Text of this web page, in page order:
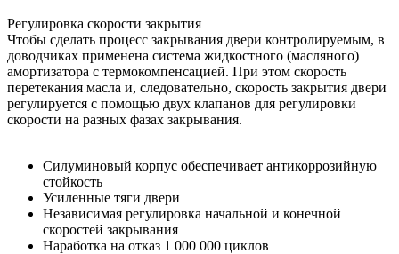
Регулировка скорости закрытия
Чтобы сделать процесс закрывания двери контролируемым, в
доводчиках применена система жидкостного (масляного)
амортизатора с термокомпенсацией. При этом скорость
перетекания масла и, следовательно, скорость закрытия двери
регулируется с помощью двух клапанов для регулировки
скорости на разных фазах закрывания.
Силуминовый корпус обеспечивает антикоррозийную
стойкость
Усиленные тяги двери
Независимая регулировка начальной и конечной
скоростей закрывания
Наработка на отказ 1 000 000 циклов